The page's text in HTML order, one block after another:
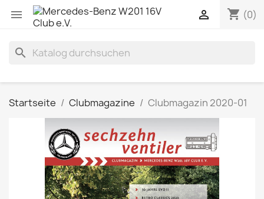
 shopping_cart (0)

search
Startseite Clubmagazine Clubmagazin 2020-01